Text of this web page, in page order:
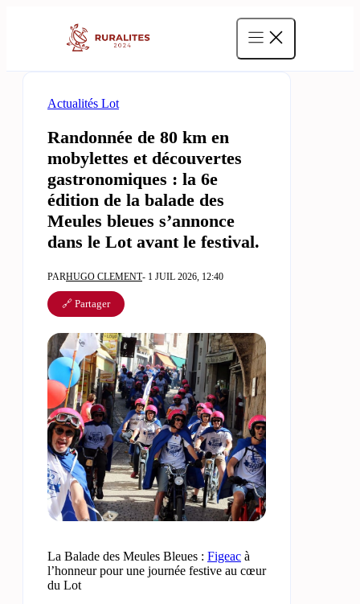
Actualités Lot
Randonnée de 80 km en
mobylettes et découvertes
gastronomiques : la 6e
édition de la balade des
Meules bleues s’annonce
dans le Lot avant le festival.
PARHUGO CLEMENT- 1 JUIL 2026, 12:40
🔗 Partager
La Balade des Meules Bleues : Figeac à
l’honneur pour une journée festive au cœur
du Lot